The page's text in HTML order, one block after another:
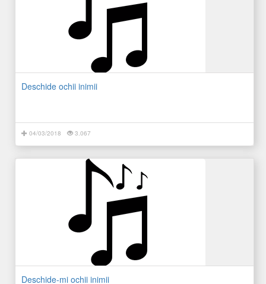
Deschide ochii inimii
04/03/2018 3.067
Deschide-mi ochii inimii